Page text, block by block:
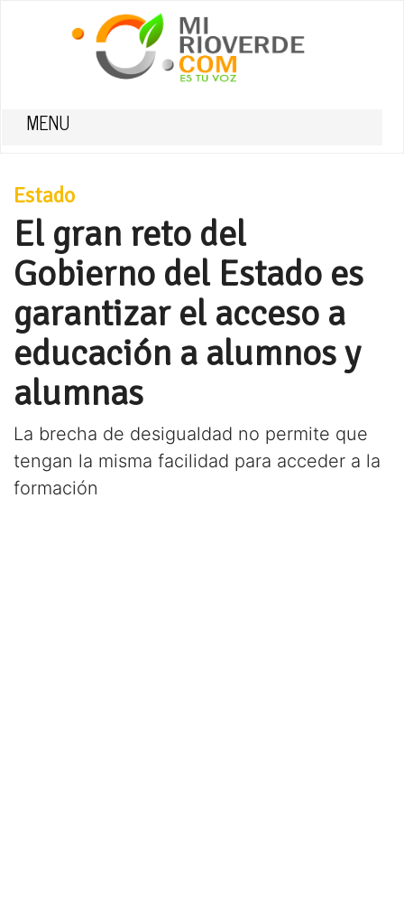
MENU
Estado
El gran reto del
Gobierno del Estado es
garantizar el acceso a
educación a alumnos y
alumnas
La brecha de desigualdad no permite que
tengan la misma facilidad para acceder a la
formación